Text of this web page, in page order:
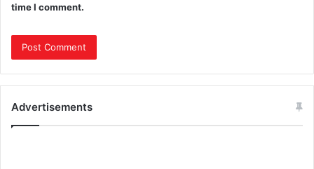
time I comment.
Advertisements